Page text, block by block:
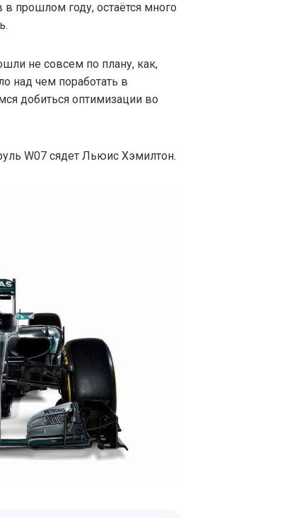
в прошлом году, остаётся много
не совсем по плану, как,
над чем поработать в
добиться оптимизации во
W07 сядет Льюис Хэмилтон.